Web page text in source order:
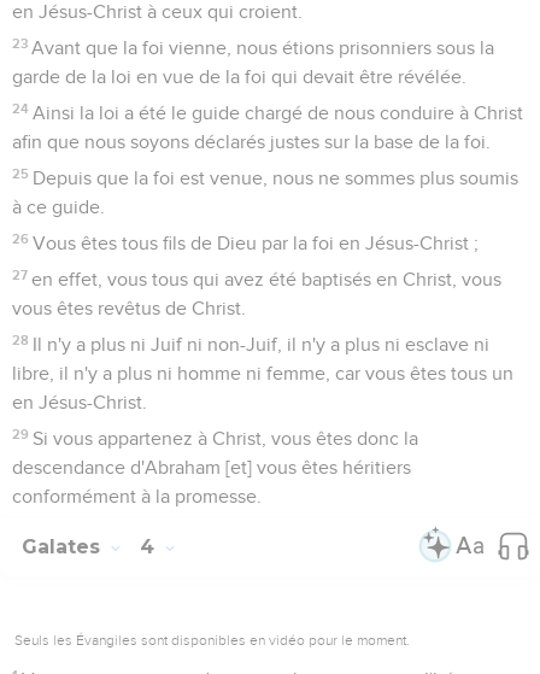
en Jésus-Christ à ceux qui croient.
23 Avant que la foi vienne, nous étions prisonniers sous la
garde de la loi en vue de la foi qui devait être révélée.
24 Ainsi la loi a été le guide chargé de nous conduire à Christ
afin que nous soyons déclarés justes sur la base de la foi.
25 Depuis que la foi est venue, nous ne sommes plus soumis
à ce guide.
26 Vous êtes tous fils de Dieu par la foi en Jésus-Christ ;
27 en effet, vous tous qui avez été baptisés en Christ, vous
vous êtes revêtus de Christ.
28 Il n'y a plus ni Juif ni non-Juif, il n'y a plus ni esclave ni
libre, il n'y a plus ni homme ni femme, car vous êtes tous un
en Jésus-Christ.
29 Si vous appartenez à Christ, vous êtes donc la
descendance d'Abraham [et] vous êtes héritiers
conformément à la promesse.
Galates 4
Seuls les Évangiles sont disponibles en vidéo pour le moment.